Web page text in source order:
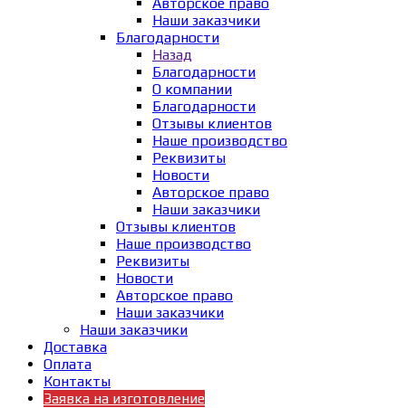
Наши заказчики
Благодарности
Назад
Благодарности
О компании
Благодарности
Отзывы клиентов
Наше производство
Реквизиты
Новости
Авторское право
Наши заказчики
Отзывы клиентов
Наше производство
Реквизиты
Новости
Авторское право
Наши заказчики
Наши заказчики
Доставка
Оплата
Контакты
Заявка на изготовление